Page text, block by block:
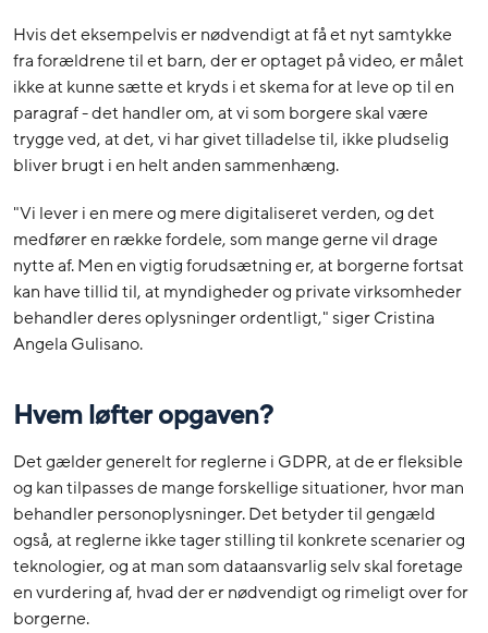
Hvis det eksempelvis er nødvendigt at få et nyt samtykke
fra forældrene til et barn, der er optaget på video, er målet
ikke at kunne sætte et kryds i et skema for at leve op til en
paragraf - det handler om, at vi som borgere skal være
trygge ved, at det, vi har givet tilladelse til, ikke pludselig
bliver brugt i en helt anden sammenhæng.
"Vi lever i en mere og mere digitaliseret verden, og det
medfører en række fordele, som mange gerne vil drage
nytte af. Men en vigtig forudsætning er, at borgerne fortsat
kan have tillid til, at myndigheder og private virksomheder
behandler deres oplysninger ordentligt," siger Cristina
Angela Gulisano.
Hvem løfter opgaven?
Det gælder generelt for reglerne i GDPR, at de er fleksible
og kan tilpasses de mange forskellige situationer, hvor man
behandler personoplysninger. Det betyder til gengæld
også, at reglerne ikke tager stilling til konkrete scenarier og
teknologier, og at man som dataansvarlig selv skal foretage
en vurdering af, hvad der er nødvendigt og rimeligt over for
borgerne.